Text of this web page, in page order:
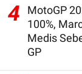
4
MotoGP
100%,
Medis
GP